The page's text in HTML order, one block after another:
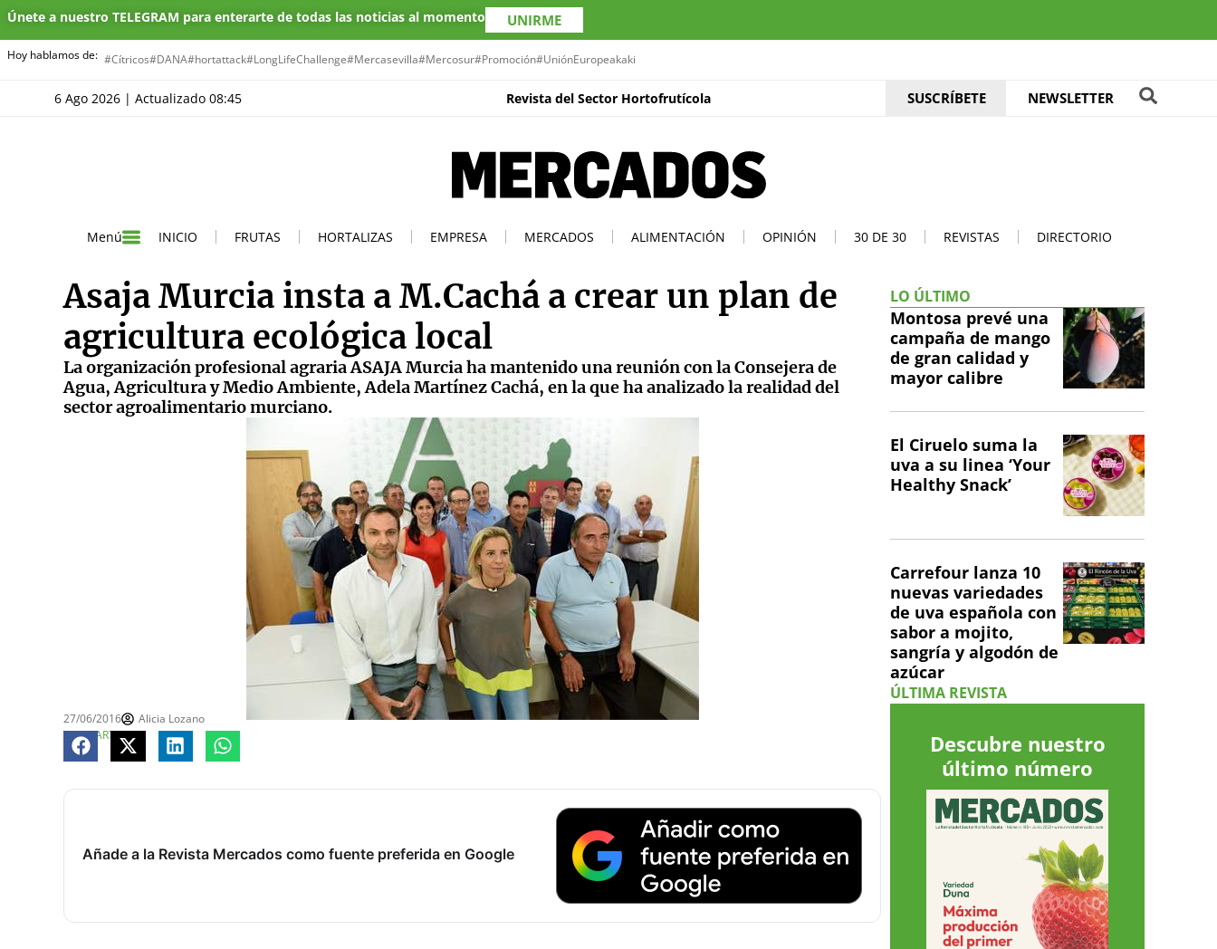
Únete a nuestro TELEGRAM para enterarte de todas las noticias al momento UNIRME
Hoy hablamos de: #Cítricos#DANA#hortattack#LongLifeChallenge#Mercasevilla#Mercosur#Promoción#UniónEuropeakaki
6 Ago 2026 | Actualizado 08:45 Revista del Sector Hortofrutícola SUSCRÍBETE NEWSLETTER
Menú INICIO FRUTAS HORTALIZAS EMPRESA MERCADOS ALIMENTACIÓN OPINIÓN 30 DE 30 REVISTAS DIRECTORIO
Asaja Murcia insta a M.Cachá a crear un plan de
agricultura ecológica local
La organización profesional agraria ASAJA Murcia ha mantenido una reunión con la Consejera de
Agua, Agricultura y Medio Ambiente, Adela Martínez Cachá, en la que ha analizado la realidad del
sector agroalimentario murciano.
27/06/2016
Alicia Lozano
COMPARTE
Añade a la Revista Mercados como fuente preferida en Google
LO ÚLTIMO
Montosa prevé una
campaña de mango
de gran calidad y
mayor calibre
El Ciruelo suma la
uva a su linea ‘Your
Healthy Snack’
Carrefour lanza 10
nuevas variedades
de uva española con
sabor a mojito,
sangría y algodón de
azúcar
ÚLTIMA REVISTA
Descubre nuestro
último número